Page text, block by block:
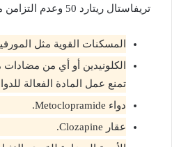
تريفاستال ريتارد 50 وعدم التزامن مع الأدوية التالية:
المسكنات القوية مثل
الكلونيدين أو أي من
تمنع عمل المادة الفعالة
دواء Metoclopramide.
عقار Clozapine.